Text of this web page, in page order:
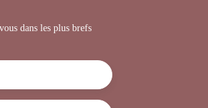
dans les plus brefs